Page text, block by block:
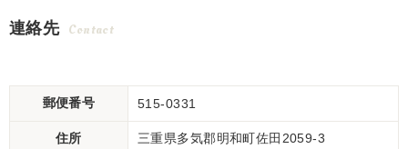
連絡先 Contact
郵便番号 515-0331
住所 三重県多気郡明和町佐田2059-3